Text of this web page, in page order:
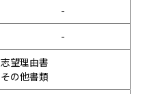
-
-
志望理由書
その他書類